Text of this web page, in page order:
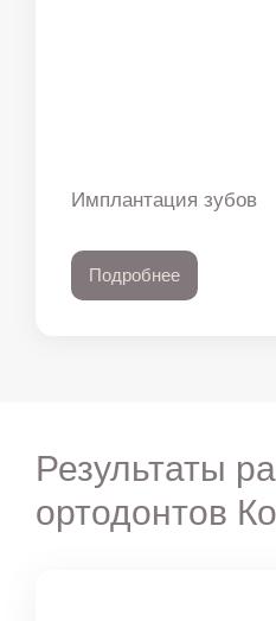
Имплантация зубов
Подробнее
Результаты
ортодонтов